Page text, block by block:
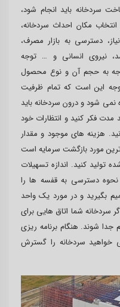
سردخانه باید انجام شود،
مکان احداث سردخانه،
دسترسی به بازار مصرف،
نیروی انسانی و … توجه
به حجم آن و نوع محصول
این است که تمام ظرفیت
نمی شود و درون سردخانه باید
مدت فکر کنید و انتظارات خود
آینده رقم بزنید. هزینه های موجود و مقدار
ترین مورد بازگشت سرمایه است
تولید کنید. اندازه تسهیلات
دسترسی به قفسه ها را
بگیرید و در مورد یک واحد
سردخانه شما اتاق هایی برای
جدا شوند. هنگام برنامه ریزی
خواهید سردخانه را گسترش